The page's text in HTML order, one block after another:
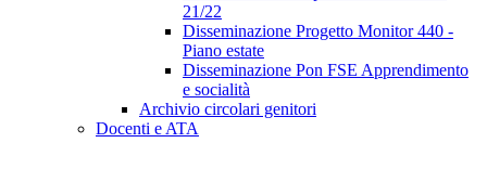
21/22
Disseminazione Progetto Monitor 440 -
Piano estate
Disseminazione Pon FSE Apprendimento
e socialità
Archivio circolari genitori
Docenti e ATA